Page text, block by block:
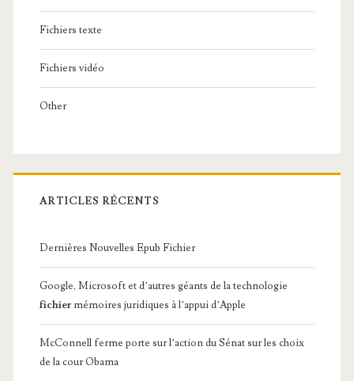
Fichiers texte
Fichiers vidéo
Other
ARTICLES RÉCENTS
Dernières Nouvelles Epub Fichier
Google, Microsoft et d’autres géants de la technologie
fichier mémoires juridiques à l’appui d’Apple
McConnell ferme porte sur l’action du Sénat sur les choix
de la cour Obama